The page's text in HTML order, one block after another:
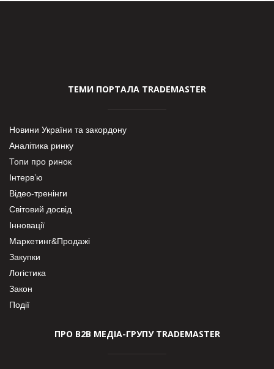
ТЕМИ ПОРТАЛА TRADEMASTER
Новини України та закордону
Аналітика ринку
Топи про ринок
Інтерв’ю
Відео-тренінги
Світовий досвід
Інновації
Маркетинг&Продажі
Закупки
Логістика
Закон
Події
ПРО В2В МЕДІА-ГРУПУ TRADEMASTER